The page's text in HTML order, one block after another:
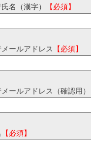
名（漢字） 【必須】
ールアドレス 【必須】
ールアドレス（確認用）
【必須】